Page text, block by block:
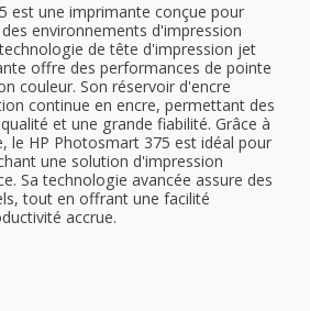
est une imprimante conçue pour
environnements d'impression
de tête d'impression jet
offre des performances de pointe
couleur. Son réservoir d'encre
continue en encre, permettant des
et une grande fiabilité. Grâce à
le HP Photosmart 375 est idéal pour
une solution d'impression
Sa technologie avancée assure des
tout en offrant une facilité
accrue.